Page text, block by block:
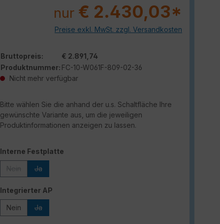
nur € 2.430,03*
Preise exkl. MwSt. zzgl. Versandkosten
Bruttopreis:
€ 2.891,74
Produktnummer: FC-10-W061F-809-02-36
Nicht mehr verfügbar
Bitte wählen Sie die anhand der u.s. Schaltfläche Ihre
gewünschte Variante aus, um die jeweiligen
Produktinformationen anzeigen zu lassen.
Interne Festplatte
Ja
Integrierter AP
Nein Ja